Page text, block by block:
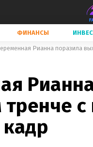
ФИНАНСЫ
Рианна поразила
тренче